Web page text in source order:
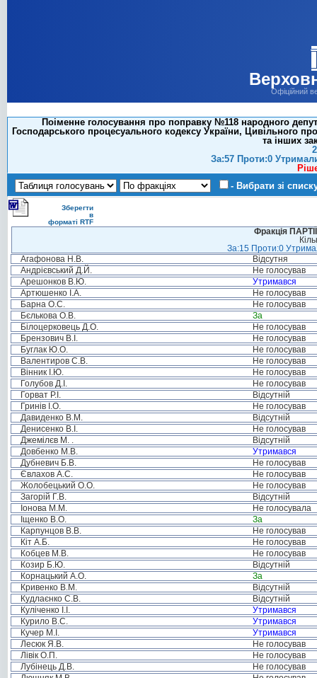
Офіційний
Поіменне голосування про поправку №118 народного
Господарського процесуального кодексу України, Цивільного
та інших
За:57 Проти:0
- Вибрати зі
Зберегти
в
форматі RTF
Фракція
За:15 Проти:0
Агафонова Н.В.
Відсутня
Андрієвський Д.Й.
Не голосував
Арешонков В.Ю.
Утримався
Артюшенко І.А.
Не голосував
Барна О.С.
Не голосував
Бєлькова О.В.
За
Білоцерковець Д.О.
Не голосував
Брензович В.І.
Не голосував
Буглак Ю.О.
Не голосував
Валентиров С.В.
Не голосував
Вінник І.Ю.
Не голосував
Голубов Д.І.
Не голосував
Горват Р.І.
Відсутній
Гринів І.О.
Не голосував
Давиденко В.М.
Відсутній
Денисенко В.І.
Не голосував
Джемілєв М. .
Відсутній
Довбенко М.В.
Утримався
Дубневич Б.В.
Не голосував
Євлахов А.С.
Не голосував
Жолобецький О.О.
Не голосував
Загорій Г.В.
Відсутній
Іонова М.М.
Не голосувала
Іщенко В.О.
За
Карпунцов В.В.
Не голосував
Кіт А.Б.
Не голосував
Кобцев М.В.
Не голосував
Козир Б.Ю.
Відсутній
Корнацький А.О.
За
Кривенко В.М.
Відсутній
Кудлаєнко С.В.
Відсутній
Куліченко І.І.
Утримався
Курило В.С.
Утримався
Кучер М.І.
Утримався
Лесюк Я.В.
Не голосував
Лівік О.П.
Не голосував
Лубінець Д.В.
Не голосував